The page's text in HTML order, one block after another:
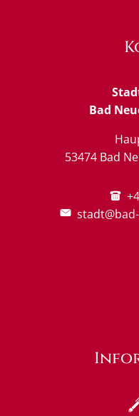
Bad
53474 Bad